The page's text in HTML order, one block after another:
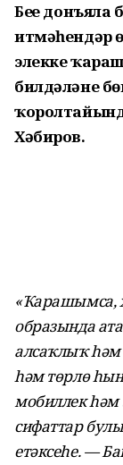
Беҙҙе
итмәһендәр
элекке
билдәләне
Хәбиров.
«Ҡарашымса,
образында
алсаҡлыҡ һәм
һәм төрлө
мобиллек һәм
сифаттар
етәксеһе. —